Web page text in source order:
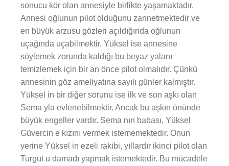
sonucu kör olan annesiyle birlikte yaşamaktadır.
Annesi oğlunun pilot olduğunu zannetmektedir ve
en büyük arzusu gözleri açıldığında oğlunun
uçağında uçabilmektir. Yüksel ise annesine
söylemek zorunda kaldığı bu beyaz yalanı
temizlemek için bir an önce pilot olmalıdır. Çünkü
annesinin göz ameliyatına sayılı günler kalmıştır.
Yüksel in bir diğer sorunu ise ilk ve son aşkı olan
Sema yla evlenebilmektir. Ancak bu aşkın önünde
büyük engeller vardır. Sema nın babası, Yüksel
Güvercin e kızını vermek istememektedir. Onun
yerine Yüksel in ezeli rakibi, yıllardır ikinci pilot olan
Turgut u damadı yapmak istemektedir. Bu mücadele